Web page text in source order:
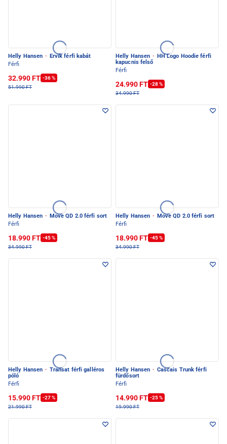
Helly Hansen ·
Ervik férfi kabát
Férfi
32.990 FT -36 %
51.990 FT
Helly Hansen ·
HH Logo Hoodie férfi
kapucnis felső
Férfi
24.990 FT -28 %
34.990 FT
Helly Hansen ·
Move QD 2.0 férfi sort
Férfi
18.990 FT -45 %
34.990 FT
Helly Hansen ·
Move QD 2.0 férfi sort
Férfi
18.990 FT -45 %
34.990 FT
Helly Hansen · Transat férfi galléros
póló
Férfi
15.990 FT -27 %
21.990 FT
Helly Hansen · Cascais Trunk férfi
fürdősort
Férfi
14.990 FT -25 %
19.990 FT